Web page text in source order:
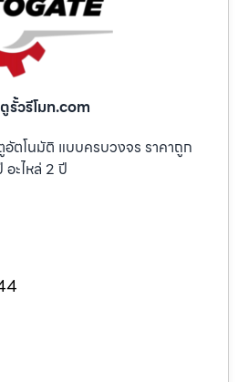
รั้วรีโมท.com
ตโนมัติ แบบครบวงจร ราคาถูก
ะไหล่ 2 ปี